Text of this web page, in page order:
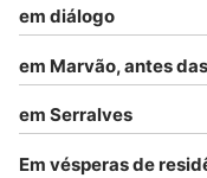
em diálogo
em Marvão, antes
em Serralves
Em vésperas de